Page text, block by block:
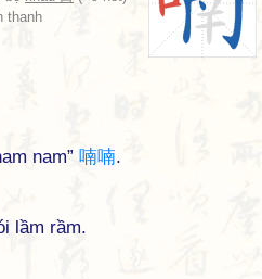
thanh
nam” 喃喃.
lầm rầm.